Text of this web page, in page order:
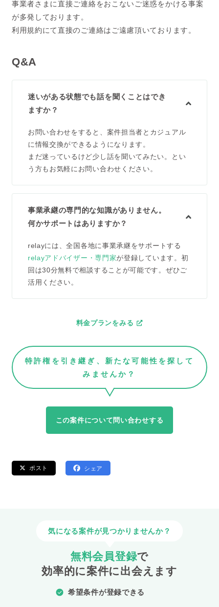
事業者さまに直接ご連絡をおこないご迷惑をかける事案
が多発しております。
利用規約にて直接のご連絡はご遠慮頂いております。
Q&A
迷いがある状態でも話を聞くことはでき
ますか？
お問い合わせをすると、案件担当者とカジュアル
に情報交換ができるようになります。
まだ迷っているけど少し話を聞いてみたい。とい
う方もお気軽にお問い合わせください。
事業承継の専門的な知識がありません。
何かサポートはありますか？
relayには、全国各地に事業承継をサポートする
relayアドバイザー・専門家が登録しています。初
回は30分無料で相談することが可能です。ぜひご
活用ください。
料金プランをみる
特許権を引き継ぎ、新たな可能性を探して
みませんか？
この案件について問い合わせする
ポスト シェア
気になる案件が見つかりませんか？
無料会員登録で
効率的に案件に出会えます
希望条件が登録できる